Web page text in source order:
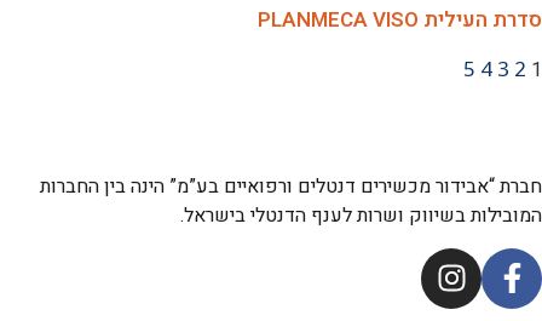
סדרת העילית PLANMECA VISO
1
2
3
4
5
חברת “אבידור מכשירים דנטלים ורפואיים בע”מ” הינה בין החברות
המובילות בשיווק ושרות לענף הדנטלי בישראל.